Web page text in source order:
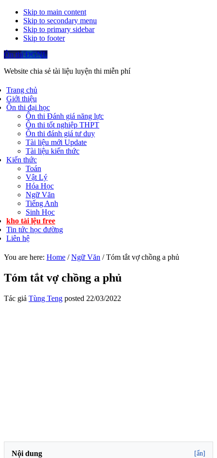
Skip to main content
Skip to secondary menu
Skip to primary sidebar
Skip to footer
Ôn thi ĐGNL
Website chia sẻ tài liệu luyện thi miễn phí
Trang chủ
Giới thiệu
Ôn thi đại học
Ôn thi Đánh giá năng lực
Ôn thi tốt nghiệp THPT
Ôn thi đánh giá tư duy
Tài liệu mới Update
Tài liệu kiến thức
Kiến thức
Toán
Vật Lý
Hóa Học
Ngữ Văn
Tiếng Anh
Sinh Học
kho tài lệu free
Tin tức học đường
Liên hệ
You are here: Home / Ngữ Văn /Tóm tắt vợ chồng a phủ
Tóm tắt vợ chồng a phủ
Tác giả Tùng Teng posted 22/03/2022
Nội dung [ẩn]